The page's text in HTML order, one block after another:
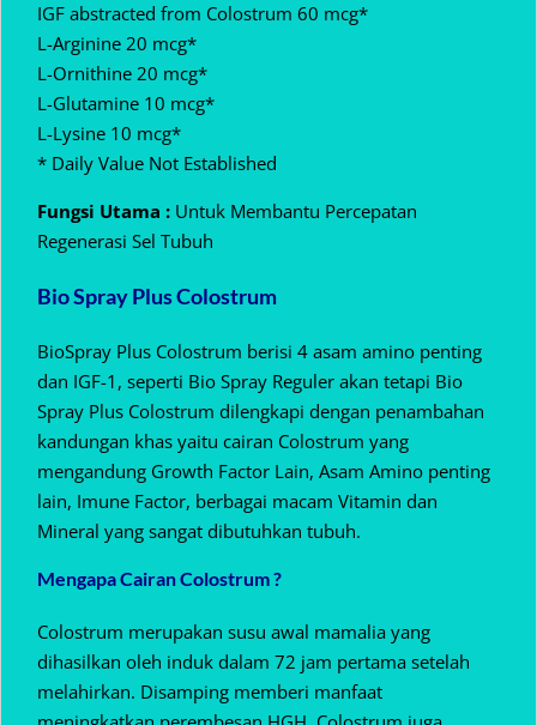
IGF abstracted from Colostrum 60 mcg*
L-Arginine 20 mcg*
L-Ornithine 20 mcg*
L-Glutamine 10 mcg*
L-Lysine 10 mcg*
* Daily Value Not Established
Fungsi Utama : Untuk Membantu Percepatan
Regenerasi Sel Tubuh
Bio Spray Plus Colostrum
BioSpray Plus Colostrum berisi 4 asam amino penting
dan IGF-1, seperti Bio Spray Reguler akan tetapi Bio
Spray Plus Colostrum dilengkapi dengan penambahan
kandungan khas yaitu cairan Colostrum yang
mengandung Growth Factor Lain, Asam Amino penting
lain, Imune Factor, berbagai macam Vitamin dan
Mineral yang sangat dibutuhkan tubuh.
Mengapa Cairan Colostrum ?
Colostrum merupakan susu awal mamalia yang
dihasilkan oleh induk dalam 72 jam pertama setelah
melahirkan. Disamping memberi manfaat